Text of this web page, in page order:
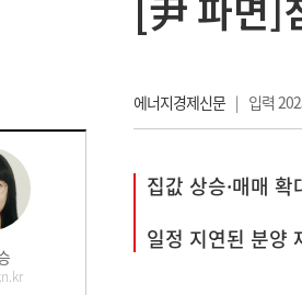
에너지경제신문| 입력
집값 상승·매매
일정 지연된 분양